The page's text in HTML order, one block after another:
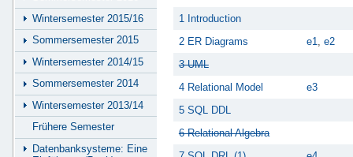
1 Introduction
2 ER Diagrams
e1
e2
3 UML
4 Relational Model
e3
5 SQL DDL
6 Relational Algebra
Wintersemester 2015/16
Sommersemester 2015
Wintersemester 2014/15
Sommersemester 2014
Wintersemester 2013/14
Frühere Semester
Datenbanksysteme: Eine